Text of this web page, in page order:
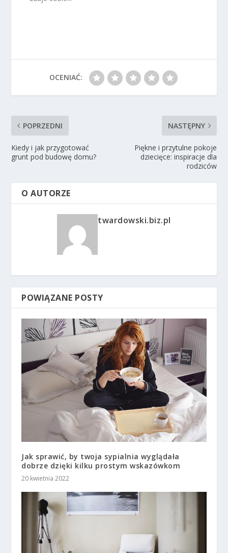
OCENIAĆ:
POPRZEDNI
Kiedy i jak przygotować
grunt pod budowę domu?
NASTĘPNY
Piękne i przytulne pokoje
dziecięce: inspiracje dla
rodziców
O AUTORZE
twardowski.biz.pl
POWIĄZANE POSTY
Jak sprawić, by twoja sypialnia wyglądała
dobrze dzięki kilku prostym wskazówkom
20 kwietnia 2022